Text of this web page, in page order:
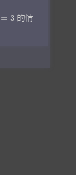
= 3 的情